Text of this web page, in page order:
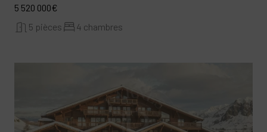
5 520 000€
5 pièces
4 chambres